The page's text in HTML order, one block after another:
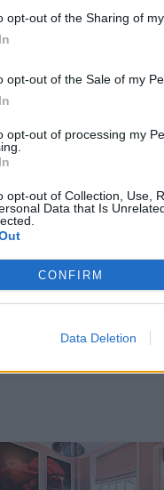
opt-out of the Sharing of
opt-out of the Sale of my
opt-out of processing my
opt-out of Collection, Use,
Data that Is
CONFIRM
Data Deletion
mokyklos
nes pro teisėjų
savo